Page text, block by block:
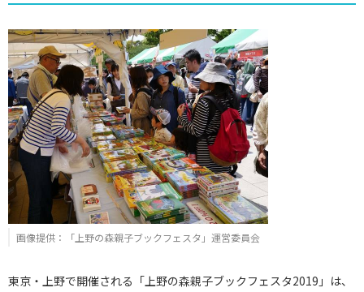
画像提供：「上野の森親子ブックフェスタ」運営委員会
東京・上野で開催される「上野の森親子ブックフェスタ2019」は、